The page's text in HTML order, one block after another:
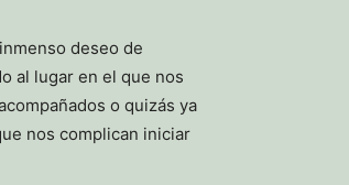
deseo de
al lugar en el que nos
o quizás ya
nos complican iniciar